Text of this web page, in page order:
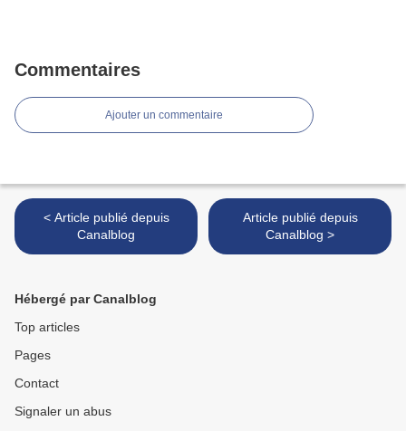
Commentaires
Ajouter un commentaire
< Article publié depuis
Canalblog
Article publié depuis
Canalblog >
Hébergé par Canalblog
Top articles
Pages
Contact
Signaler un abus